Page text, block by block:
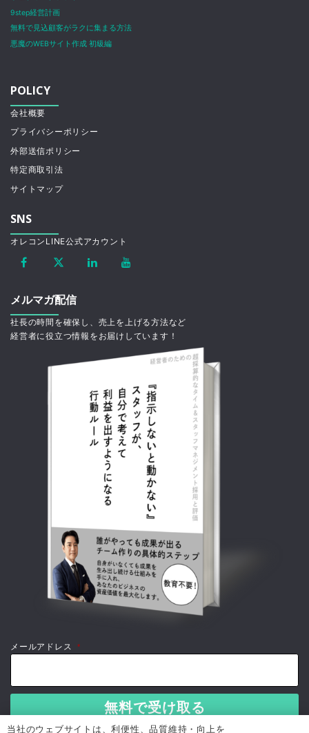
9step経営計画
無料で見込顧客がラクに集まる方法
悪魔のWEBサイト作成 初級編
POLICY
会社概要
プライバシーポリシー
外部送信ポリシー
特定商取引法
サイトマップ
SNS
オレコンLINE公式アカウント
メルマガ配信
社長の時間を確保し、売上を上げる方法など
経営者に役立つ情報をお届けしています！
メールアドレス *
当社のウェブサイトは、利便性、品質維持・向上を